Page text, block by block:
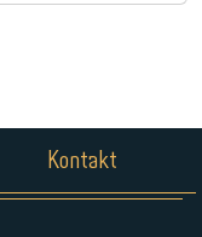
Kontakt